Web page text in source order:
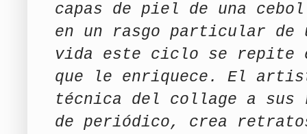
capas de piel de una
en un rasgo particular de
vida este ciclo se repite
que le enriquece. El
técnica del collage a sus
de periódico, crea